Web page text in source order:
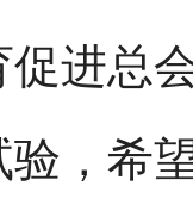
促进总
验，希